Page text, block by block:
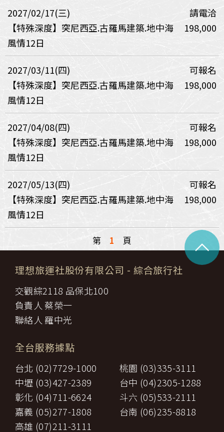
2027/02/17(三)
請電洽
【特殊深度】突尼西亞.古羅馬建築.地中海
風情12日
198,000
2027/03/11(四)
可報名
【特殊深度】突尼西亞.古羅馬建築.地中海
風情12日
198,000
2027/04/08(四)
可報名
【特殊深度】突尼西亞.古羅馬建築.地中海
風情12日
198,000
2027/05/13(四)
可報名
【特殊深度】突尼西亞.古羅馬建築.地中海
風情12日
198,000
第 1 頁
理想旅運社股份有限公司 - 綜合旅行社
交觀綜2118 品保北100
負責人 蔡榮一
聯絡人 羅中光
全台服務據點
台北 (02)7729-1000
桃園 (03)335-3111
中壢 (03)427-2389
台中 (04)2305-1288
彰化 (04)711-6624
斗六 (05)533-2111
嘉義 (05)277-1808
台南 (06)235-8818
高雄 (07)211-3111
^